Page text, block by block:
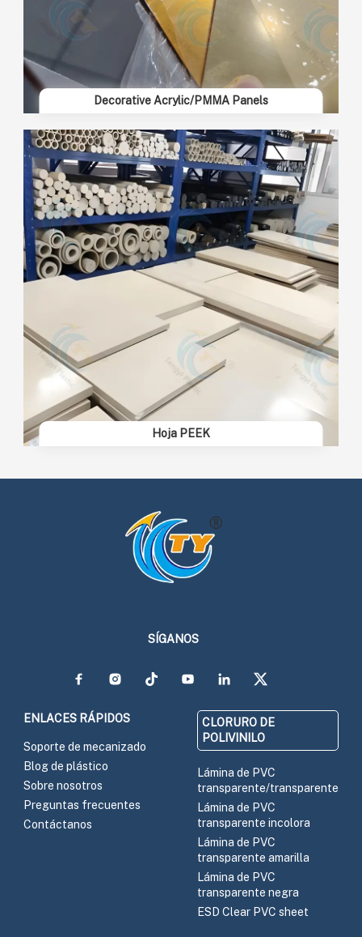
Decorative Acrylic/PMMA Panels
Hoja PEEK
SÍGANOS
ENLACES RÁPIDOS
Soporte de mecanizado
Blog de plástico
Sobre nosotros
Preguntas frecuentes
Contáctanos
CLORURO DE
POLIVINILO
Lámina de PVC
transparente/transparente
Lámina de PVC
transparente incolora
Lámina de PVC
transparente amarilla
Lámina de PVC
transparente negra
ESD Clear PVC sheet